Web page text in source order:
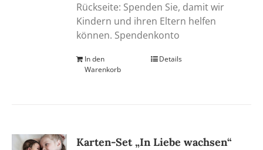
Rückseite: Spenden Sie, damit wir
Kindern und ihren Eltern helfen
können. Spendenkonto
In den
Warenkorb
Details
Karten-Set „In Liebe wachsen“